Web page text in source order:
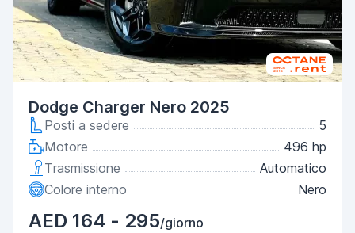
Dodge Charger Nero 2025
Posti a sedere
5
Motore
496 hp
Trasmissione
Automatico
Colore interno
Nero
AED 164 - 295/giorno